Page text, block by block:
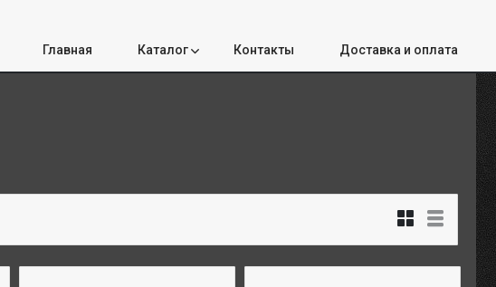
Главная Каталог Контакты Доставка и оплата